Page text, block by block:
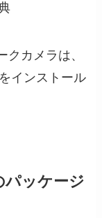
カメラは、
インストール
パッケージ